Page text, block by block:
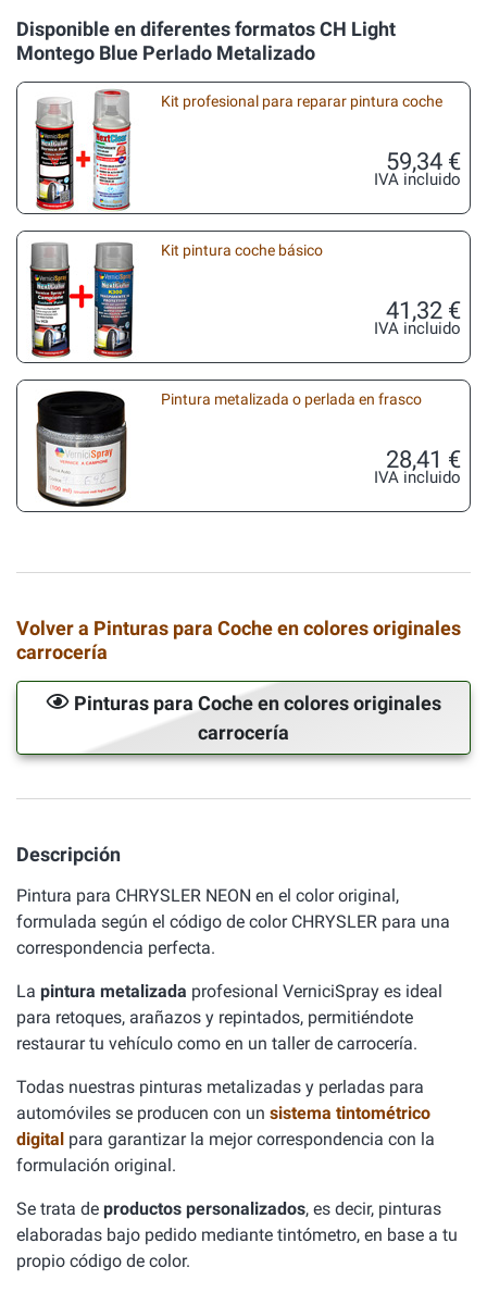
Disponible en diferentes formatos CH Light
Montego Blue Perlado Metalizado
Kit profesional para reparar pintura coche
59,34 €
IVA incluido
Kit pintura coche básico
41,32 €
IVA incluido
Pintura metalizada o perlada en frasco
28,41 €
IVA incluido
Volver a Pinturas para Coche en colores originales
carrocería
Pinturas para Coche en colores originales
carrocería
Descripción
Pintura para CHRYSLER NEON en el color original,
formulada según el código de color CHRYSLER para una
correspondencia perfecta.
La pintura metalizada profesional VerniciSpray es ideal
para retoques, arañazos y repintados, permitiéndote
restaurar tu vehículo como en un taller de carrocería.
Todas nuestras pinturas metalizadas y perladas para
automóviles se producen con un sistema tintométrico
digital para garantizar la mejor correspondencia con la
formulación original.
Se trata de productos personalizados, es decir, pinturas
elaboradas bajo pedido mediante tintómetro, en base a tu
propio código de color.